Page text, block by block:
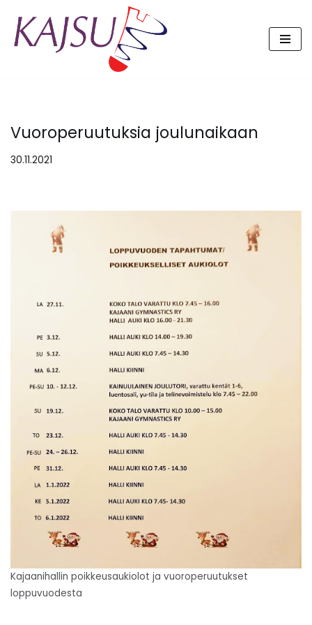
Siirry
Vuoroperuutuksia joulunaikaan
30.11.2021
Kajaanihallin poikkeusaukiolot ja vuoroperuutukset
loppuvuodesta